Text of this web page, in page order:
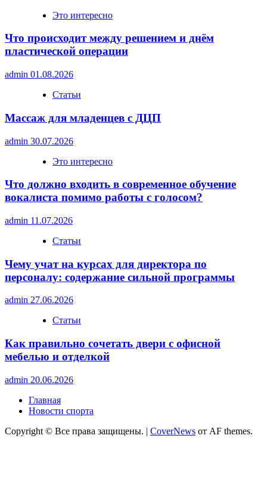
Это интересно
Что происходит между решением и днём
пластической операции
admin 01.08.2026
Статьи
Массаж для младенцев с ДЦП
admin 30.07.2026
Это интересно
Что должно входить в современное обучение
вокалиста помимо работы с голосом?
admin 11.07.2026
Статьи
Чему учат на курсах для директора по
персоналу: содержание сильной программы
admin 27.06.2026
Статьи
Как правильно сочетать двери с офисной
мебелью и отделкой
admin 20.06.2026
Главная
Новости спорта
Copyright © Все права защищены. | CoverNews от AF themes.